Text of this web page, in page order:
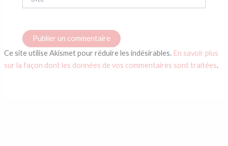
Ce site utilise Akismet pour réduire les indésirables. En savoir plus
sur la façon dont les données de vos commentaires sont traitées.